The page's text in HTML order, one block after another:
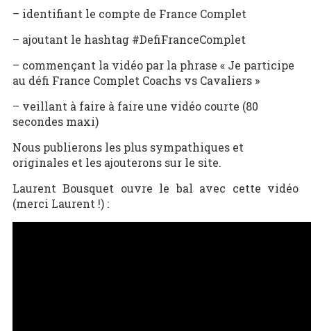
– identifiant le compte de France Complet
– ajoutant le hashtag#DefiFranceComplet
– commençant la vidéo par la phrase « Je participe
au défi France Complet Coachs vs Cavaliers »
– veillant à faire à faire une vidéo courte (80
secondes maxi)
Nous publierons les plus sympathiques et
originales et les ajouterons sur le site.
Laurent Bousquet ouvre le bal avec cette vidéo
(merci Laurent !) :